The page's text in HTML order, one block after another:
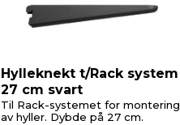
Hylleknekt t/Rack system
27 cm svart
Til Rack-systemet for montering
av hyller. Dybde på 27 cm.